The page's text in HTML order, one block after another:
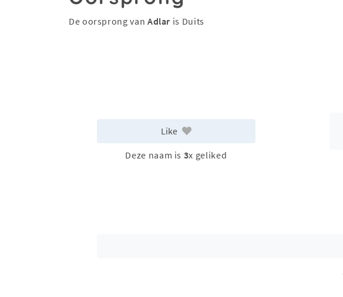
De oorsprong van Adlar is Duits
Like
Deze naam is 3x geliked